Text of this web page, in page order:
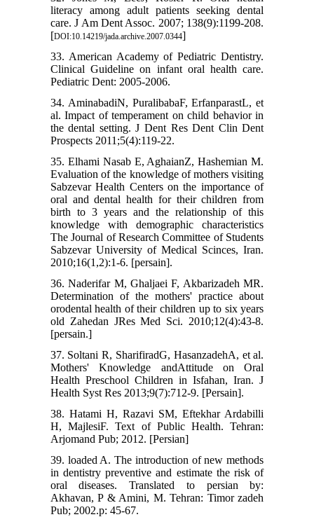
literacy among adult patients seeking dental
care. J Am Dent Assoc. 2007; 138(9):1199-208.
[DOI:10.14219/jada.archive.2007.0344]
33. American Academy of Pediatric Dentistry.
Clinical Guideline on infant oral health care.
Pediatric Dent: 2005-2006.
34. AminabadiN, PuralibabaF, ErfanparastL, et
al. Impact of temperament on child behavior in
the dental setting. J Dent Res Dent Clin Dent
Prospects 2011;5(4):119-22.
35. Elhami Nasab E, AghaianZ, Hashemian M.
Evaluation of the knowledge of mothers visiting
Sabzevar Health Centers on the importance of
oral and dental health for their children from
birth to 3 years and the relationship of this
knowledge with demographic characteristics
The Journal of Research Committee of Students
Sabzevar University of Medical Scinces, Iran.
2010;16(1,2):1-6. [persain].
36. Naderifar M, Ghaljaei F, Akbarizadeh MR.
Determination of the mothers' practice about
orodental health of their children up to six years
old Zahedan JRes Med Sci. 2010;12(4):43-8.
[persain.]
37. Soltani R, SharifiradG, HasanzadehA, et al.
Mothers' Knowledge andAttitude on Oral
Health Preschool Children in Isfahan, Iran. J
Health Syst Res 2013;9(7):712-9. [Persain].
38. Hatami H, Razavi SM, Eftekhar Ardabilli
H, MajlesiF. Text of Public Health. Tehran:
Arjomand Pub; 2012. [Persian]
39. loaded A. The introduction of new methods
in dentistry preventive and estimate the risk of
oral diseases. Translated to persian by:
Akhavan, P & Amini, M. Tehran: Timor zadeh
Pub; 2002.p: 45-67.